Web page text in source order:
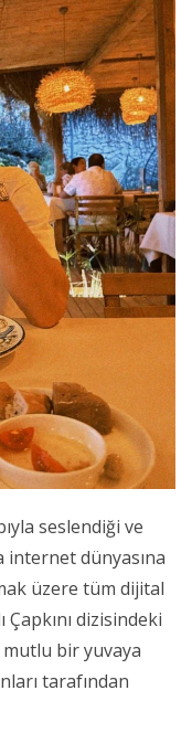
seslendiği ve
internet dünyasına
üzere tüm dijital
dizisindeki
mutlu bir yuvaya
tarafından